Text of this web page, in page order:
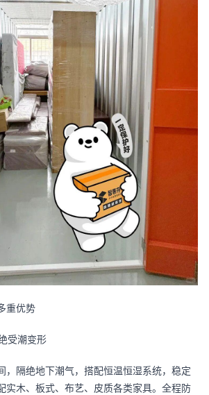
重优势
受潮变形
，隔绝地下潮气，搭配恒温恒湿系统，稳定
实木、板式、布艺、皮质各类家具。全程防